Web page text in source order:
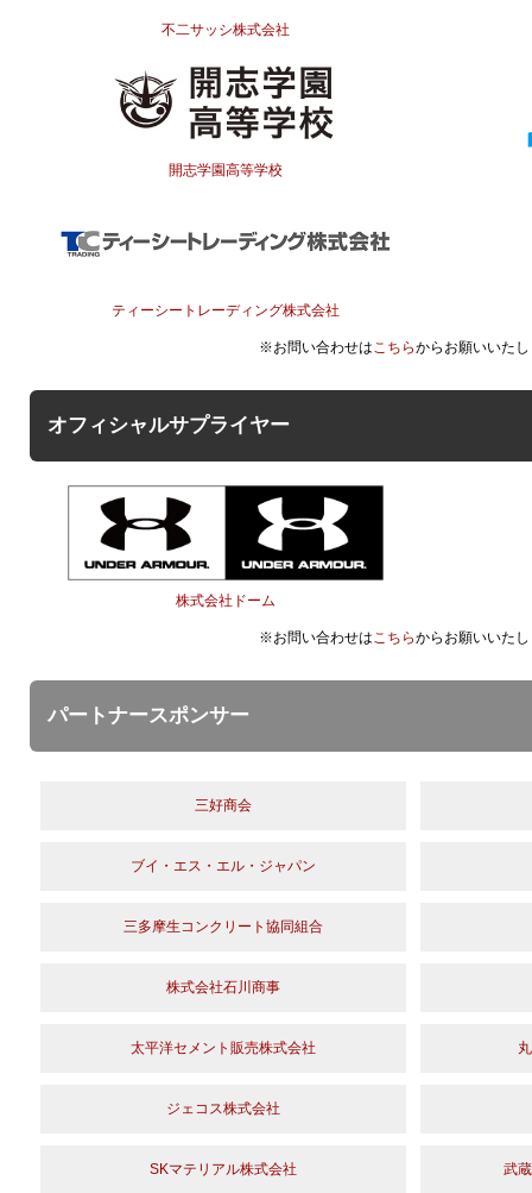
不二サッシ株式会社
開志学園高等学校
ティーシートレーディング株式会社
※お問い合わせはこちらからお願いいた
オフィシャルサプライヤー
株式会社ドーム
※お問い合わせはこちらからお願いいた
パートナースポンサー
三好商会
ブイ・エス・エル・ジャパン
三多摩生コンクリート協同組合
株式会社石川商事
太平洋セメント販売株式会社
ジェコス株式会社
SKマテリアル株式会社 武